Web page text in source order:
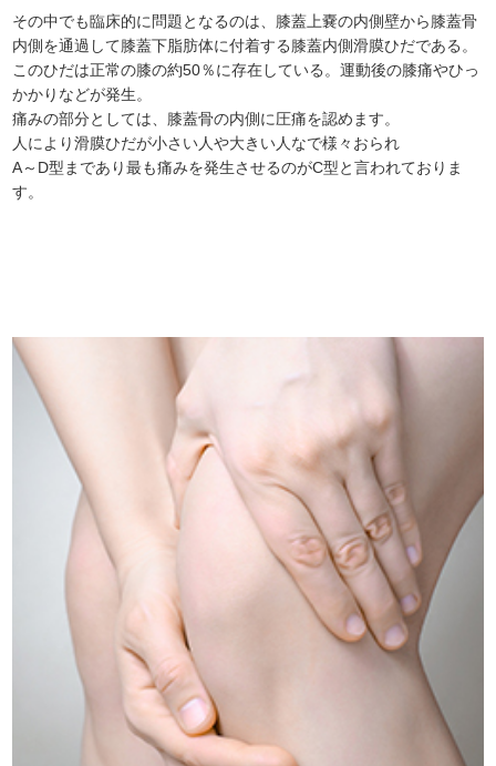
その中でも臨床的に問題となるのは、膝蓋上嚢の内側壁から膝蓋骨
内側を通過して膝蓋下脂肪体に付着する膝蓋内側滑膜ひだである。
このひだは正常の膝の約50％に存在している。運動後の膝痛やひっ
かかりなどが発生。
痛みの部分としては、膝蓋骨の内側に圧痛を認めます。
人により滑膜ひだが小さい人や大きい人なで様々おられ
A～D型まであり最も痛みを発生させるのがC型と言われておりま
す。